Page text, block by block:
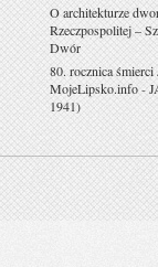
O architekturze
Rzeczpospolitej –
Dwór
80. rocznica
MojeLipsko.info-
1941)